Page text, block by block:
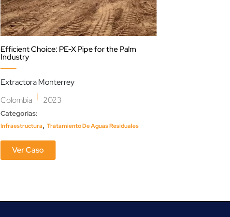
Efficient Choice: PE-X Pipe for the Palm
Industry
Extractora Monterrey
Colombia | 2023
Categorias:
Infraestructura, Tratamiento De Aguas Residuales
Ver Caso